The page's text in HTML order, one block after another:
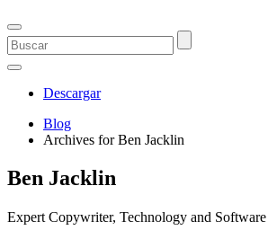
Descargar
Blog
Archives for Ben Jacklin
Ben Jacklin
Expert Copywriter, Technology and